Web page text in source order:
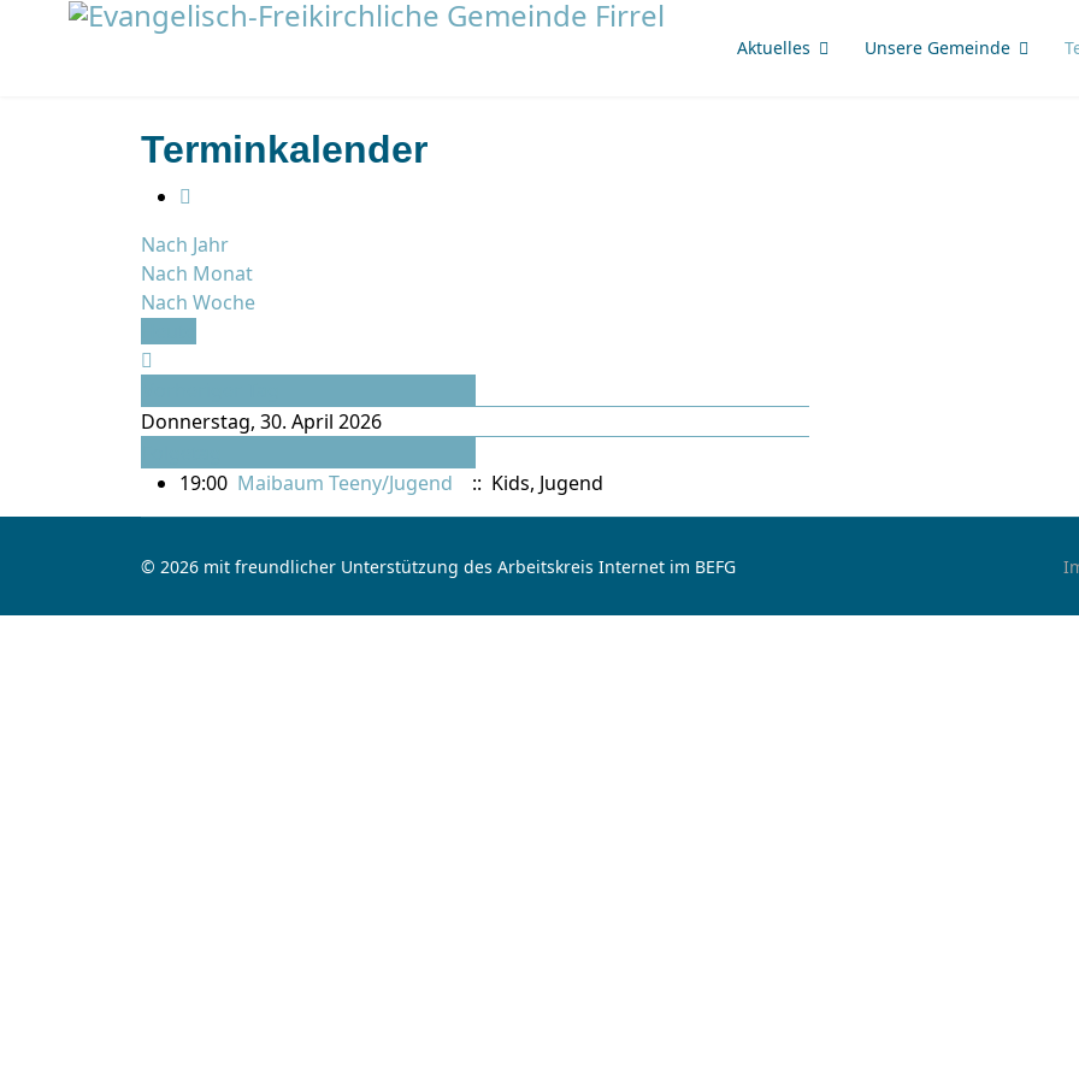
Aktuelles Unsere Gemeinde
Terminkalender
Nach Jahr
Nach Monat
Nach Woche
Donnerstag, 30. April 2026
19:00 Maibaum Teeny/Jugend :: Kids, Jugend
© 2026 mit freundlicher Unterstützung des Arbeitskreis Internet im BEFG